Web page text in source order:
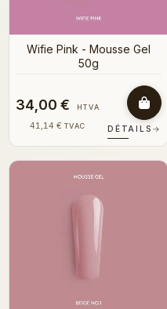
Wifie Pink - Mousse Gel
50g
34,00 € HTVA
41,14 € TVAC DÉTAILS →